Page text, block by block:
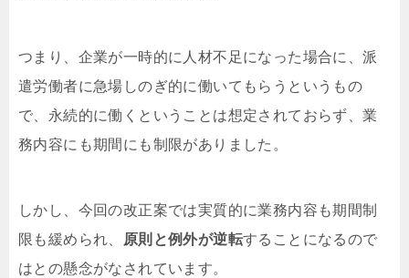
つまり、企業が一時的に人材不足になった場合に、派
遣労働者に急場しのぎ的に働いてもらうというもの
で、永続的に働くということは想定されておらず、業
務内容にも期間にも制限がありました。
しかし、今回の改正案では実質的に業務内容も期間制
限も緩められ、
原則と例外が逆転することになるので
はとの懸念がなされています。